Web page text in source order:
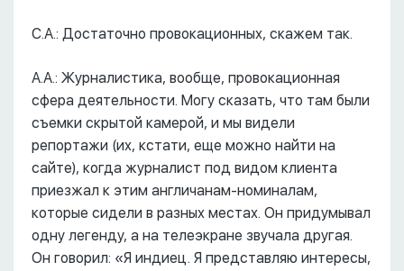
С.А.: Достаточно провокационных, скажем так.
А.А.: Журналистика, вообще, провокационная
сфера деятельности. Могу сказать, что там были
съемки скрытой камерой, и мы видели
репортажи (их, кстати, еще можно найти на
сайте), когда журналист под видом клиента
приезжал к этим англичанам-номиналам,
которые сидели в разных местах. Он придумывал
одну легенду, а на телеэкране звучала другая.
Он говорил: «Я индиец. Я представляю интересы,